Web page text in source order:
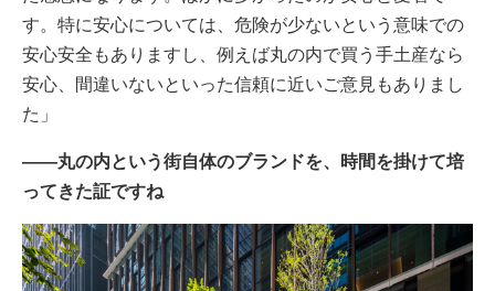
す。特に安心については、危険が少ないという意味での
安心安全もありますし、例えば丸の内で買う手土産なら
安心、間違いないといった信頼に近いご意見もありまし
た」
――丸の内という街自体のブランドを、時間を掛けて培
ってきた証ですね